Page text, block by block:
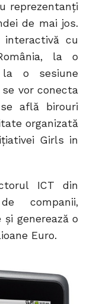
reprezentanţi
de mai jos.
cu
la o
la o sesiune
vor conecta
află birouri
organizată
Girls in
ICT din
companii,
şi generează o
Euro.